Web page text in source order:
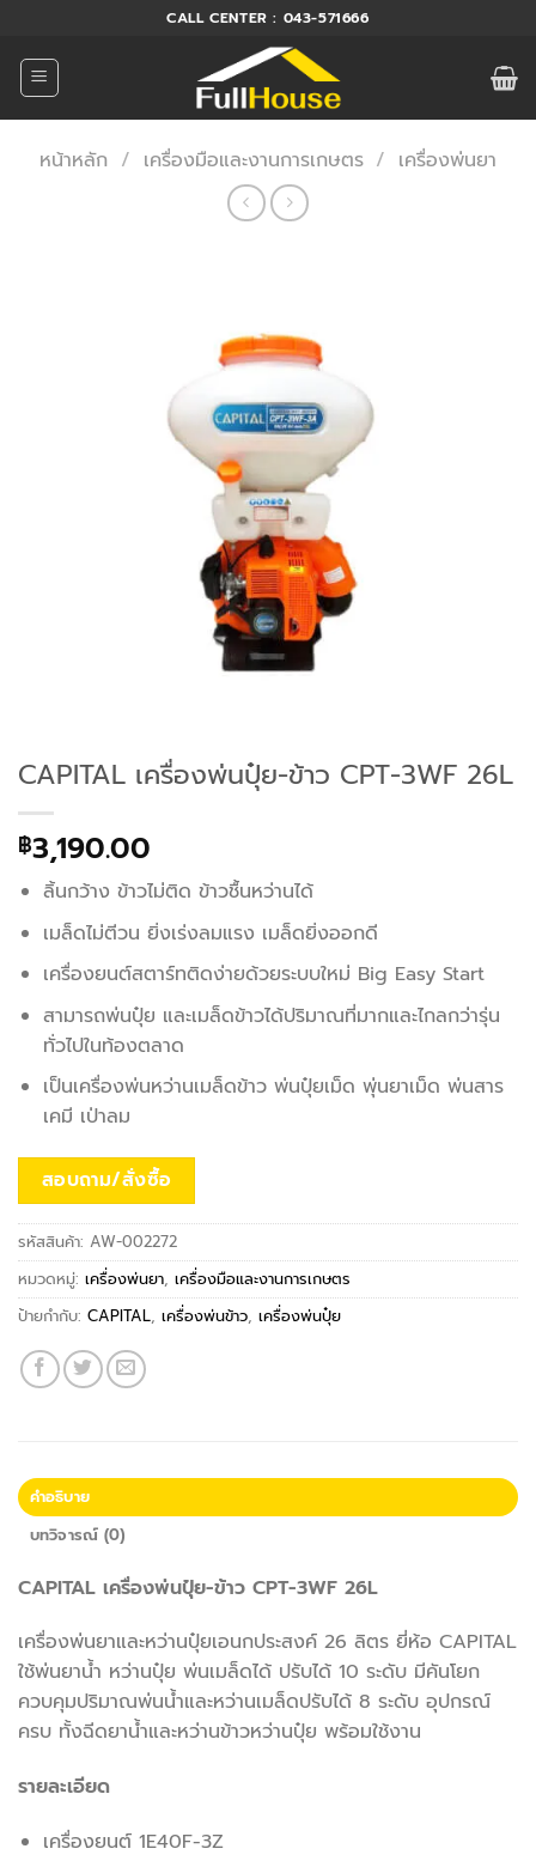
ยัง
เนื้อหา
CALL CENTER : 043-571666
หน้าหลัก / เครื่องมือและงานการเกษตร / เครื่องพ่นยา
CAPITAL เครื่องพ่นปุ๋ย-ข้าว CPT-3WF 26L
฿3,190.00
ลิ้นกว้าง ข้าวไม่ติด ข้าวชื้นหว่านได้
เมล็ดไม่ตีวน ยิ่งเร่งลมแรง เมล็ดยิ่งออกดี
เครื่องยนต์สตาร์ทติดง่ายด้วยระบบใหม่ Big Easy Start
สามารถพ่นปุ๋ย และเมล็ดข้าวได้ปริมาณที่มากและไกลกว่ารุ่น
ทั่วไปในท้องตลาด
เป็นเครื่องพ่นหว่านเมล็ดข้าว พ่นปุ๋ยเม็ด พุ่นยาเม็ด พ่นสาร
เคมี เป่าลม
สอบถาม/สั่งซื้อ
รหัสสินค้า: AW-002272
หมวดหมู่: เครื่องพ่นยา, เครื่องมือและงานการเกษตร
ป้ายกำกับ: CAPITAL, เครื่องพ่นข้าว, เครื่องพ่นปุ๋ย
คำอธิบาย
บทวิจารณ์ (0)
CAPITAL เครื่องพ่นปุ๋ย-ข้าว CPT-3WF 26L
เครื่องพ่นยาและหว่านปุ๋ยเอนกประสงค์ 26 ลิตร ยี่ห้อ CAPITAL
ใช้พ่นยาน้ำ หว่านปุ๋ย พ่นเมล็ดได้ ปรับได้ 10 ระดับ มีคันโยก
ควบคุมปริมาณพ่นน้ำและหว่านเมล็ดปรับได้ 8 ระดับ อุปกรณ์
ครบ ทั้งฉีดยาน้ำและหว่านข้าวหว่านปุ๋ย พร้อมใช้งาน
รายละเอียด
เครื่องยนต์ 1E40F-3Z